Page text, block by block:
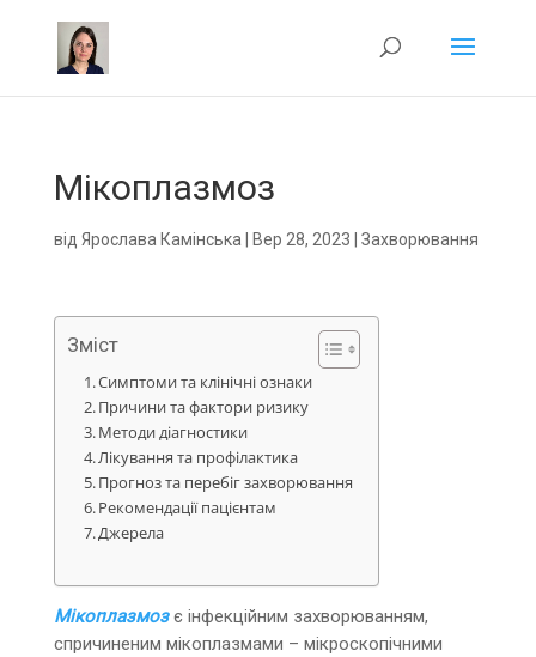
Мікоплазмоз
від Ярослава Камінська Вер 28, 2023 Захворювання
Зміст
Симптоми та клінічні ознаки
Причини та фактори ризику
Методи діагностики
Лікування та профілактика
Прогноз та перебіг захворювання
Рекомендації пацієнтам
Джерела
Мікоплазмоз є інфекційним захворюванням,
спричиненим мікоплазмами – мікроскопічними